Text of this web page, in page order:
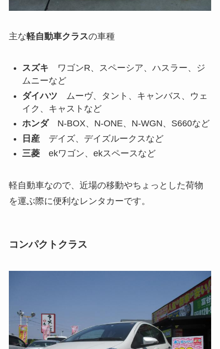
主な軽自動車クラスの車種
スズキ ワゴンR、スペーシア、ハスラー、ジ
ムニーなど
ダイハツ ムーヴ、タント、キャンバス、ウェ
イク、キャストなど
ホンダN-BOX、N-ONE、N-WGN、S660など
日産デイズ、デイズルークスなど
三菱ekワゴン、ekスペースなど
軽自動車なので、近場の移動やちょっとした荷物
を運ぶ際に便利なレンタカーです。
コンパクトクラス